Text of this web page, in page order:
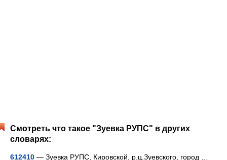
Смотреть что такое "Зуевка РУПС" в других
словарях:
612410 — Зуевка РУПС, Кировской, р.ц.Зуевского, город …